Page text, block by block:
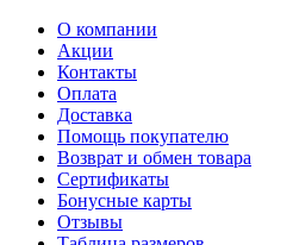
О компании
Акции
Контакты
Оплата
Доставка
Помощь покупателю
Возврат и обмен товара
Сертификаты
Бонусные карты
Отзывы